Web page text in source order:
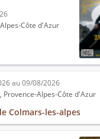
Côte d'Azur
au 09/08/2026
Provence-Alpes-Côte d'Azur
Colmars-les-alpes